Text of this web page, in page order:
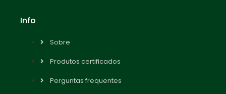
Info
Sobre
Produtos certificados
Perguntas frequentes